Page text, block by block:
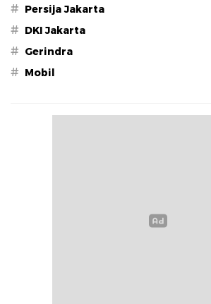
# Persija Jakarta
# DKI Jakarta
# Gerindra
# Mobil